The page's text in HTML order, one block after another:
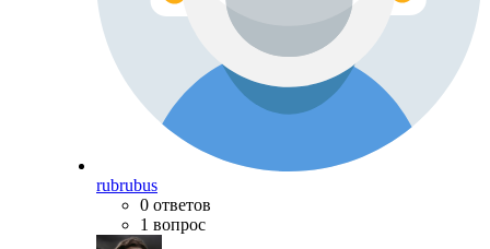
rubrubus
0 ответов
1 вопрос